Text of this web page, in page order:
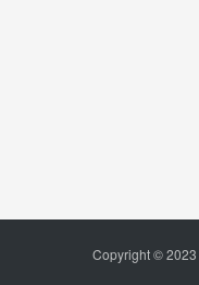
Copyright © 2023